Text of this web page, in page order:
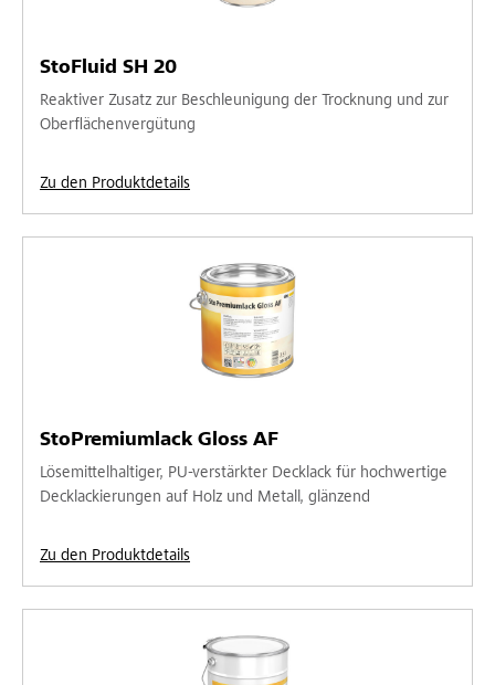
StoFluid SH 20
Reaktiver Zusatz zur Beschleunigung der Trocknung und zur
Oberflächenvergütung
Zu den Produktdetails
StoPremiumlack Gloss AF
Lösemittelhaltiger, PU-verstärkter Decklack für hochwertige
Decklackierungen auf Holz und Metall, glänzend
Zu den Produktdetails